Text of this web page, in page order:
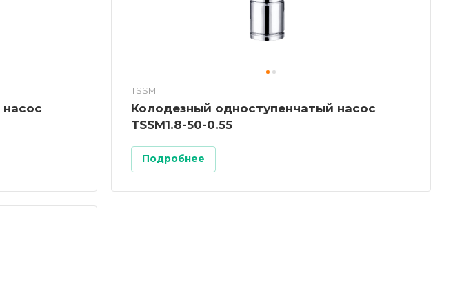
TSSM
Колодезный одноступенчатый насос
TSSM1.8-50-0.55
Подробнее